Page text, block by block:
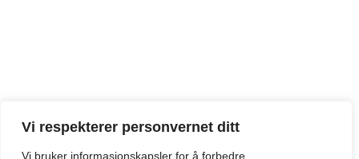
Vi respekterer personvernet ditt
Vi bruker informasjonskapsler for å forbedre